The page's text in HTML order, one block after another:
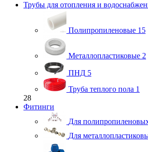
Трубы для отопления и
Полипропиленовые 15
Металлопластиковые 2
ПНД 5
Труба теплого пола 1
28
Фитинги
Для
Для